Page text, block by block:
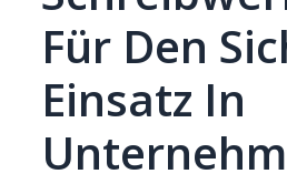
Für Den
Einsatz In